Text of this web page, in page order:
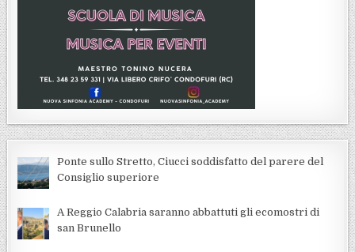
Ponte sullo Stretto, Ciucci soddisfatto del parere del
Consiglio superiore
A Reggio Calabria saranno abbattuti gli ecomostri di
san Brunello